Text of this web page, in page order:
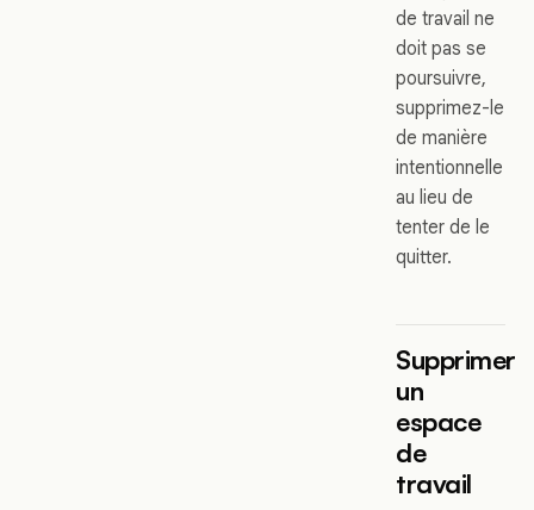
de travail ne
doit pas se
poursuivre,
supprimez-le
de manière
intentionnelle
au lieu de
tenter de le
quitter.
Supprimer
un
espace
de
travail